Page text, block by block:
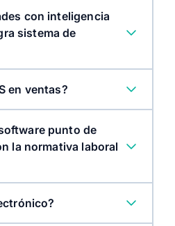
con inteligencia
sistema de
en ventas?
punto de
la normativa laboral